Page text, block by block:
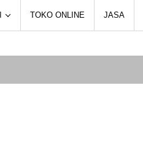
TOKO ONLINE JASA